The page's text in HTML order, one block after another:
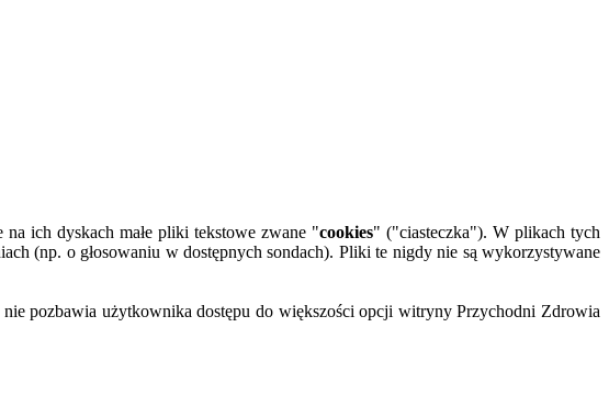
ich dyskach małe pliki tekstowe zwane "cookies" ("ciasteczka"). W plikach tych
(np. o głosowaniu w dostępnych sondach). Pliki te nigdy nie są wykorzystywane
nie pozbawia użytkownika dostępu do większości opcji witryny Przychodni Zdrowia